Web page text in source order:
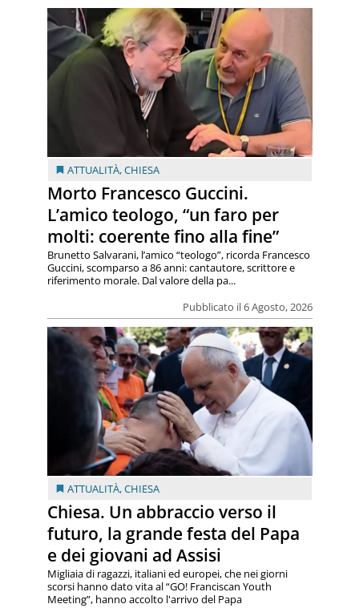
ATTUALITÀ,CHIESA
Morto Francesco Guccini.
L’amico teologo, “un faro per
molti: coerente fino alla fine”
Pubblicato il 6 Agosto, 2026
Brunetto Salvarani, l’amico “teologo”, ricorda Francesco
Guccini, scomparso a 86 anni: cantautore, scrittore e
riferimento morale. Dal valore della pa...
ATTUALITÀ,CHIESA
Chiesa. Un abbraccio verso il
futuro, la grande festa del Papa
e dei giovani ad Assisi
Migliaia di ragazzi, italiani ed europei, che nei giorni
scorsi hanno dato vita al “GO! Franciscan Youth
Meeting”, hanno accolto l'arrivo del Papa